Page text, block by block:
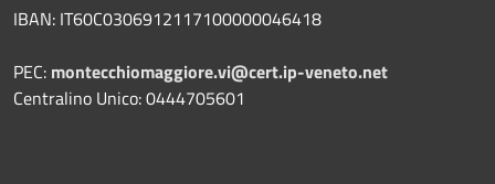
IBAN: IT60C0306912117100000046418
PEC: montecchiomaggiore.vi@cert.ip-veneto.net
Centralino Unico: 0444705601